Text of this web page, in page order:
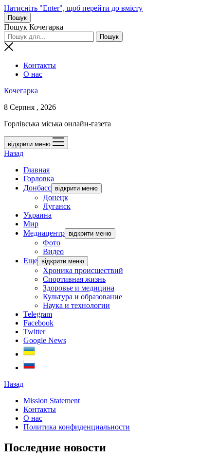
Натисніть "Enter", щоб перейти до вмісту
Пошук
Пошук Кочегарка
Контакты
О нас
Кочегарка
8 Серпня , 2026
Горлівська міська онлайн-газета
відкрити меню
Назад
Главная
Горловка
Донбасс відкрити меню
Донецк
Луганск
Украина
Мир
Медиацентр відкрити меню
Фото
Видео
Еще відкрити меню
Хроника происшествий
Спортивная жизнь
Здоровье и медицина
Культура и образование
Наука и технологии
Telegram
Facebook
Twitter
Google News
Назад
Mission Statement
Контакты
О нас
Политика конфиденциальности
Последние новости